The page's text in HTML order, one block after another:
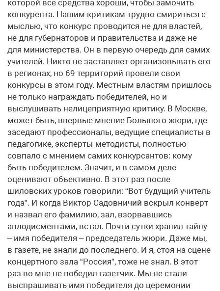
которой все средства хороши, чтобы замочить
конкурента. Нашим критикам трудно смириться с
мыслью, что конкурс проводится не для властей,
не для губернаторов и правительства и даже не
для министерства. Он в первую очередь для самих
учителей. Никто не заставляет организовывать его
в регионах, но 69 территорий провели свои
конкурсы в этом году. Местным властям пришлось
не только награждать победителей, но и
выслушивать нелицеприятную критику. В Москве,
может быть, впервые мнение Большого жюри, где
заседают профессионалы, ведущие специалисты в
педагогике, эксперты-методисты, полностью
совпало с мнением самих конкурсантов: кому
быть победителем. Значит, и в самом деле
оценивают объективно. В этот раз после
шиловских уроков говорили: “Вот будущий учитель
года”. И когда Виктор Садовничий вскрыл конверт
и назвал его фамилию, зал, взорвавшись
аплодисментами, встал. Почти сутки хранил тайну
– имя победителя – председатель жюри. Даже мы,
в газете, не знали до последнего. И я, стоя на сцене
концертного зала “Россия”, тоже не знал. В этот
раз во мне не победил газетчик. Мы не стали
выспрашивать имя победителя до церемонии